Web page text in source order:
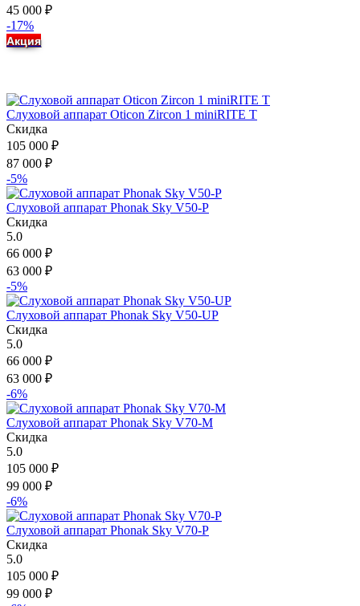
45 000 ₽
-17%
Акция
Слуховой аппарат Oticon Zircon 1 miniRITE T
Скидка
105 000 ₽
87 000 ₽
-5%
Слуховой аппарат Phonak Sky V50-P
Скидка
5.0
66 000 ₽
63 000 ₽
-5%
Слуховой аппарат Phonak Sky V50-UP
Скидка
5.0
66 000 ₽
63 000 ₽
-6%
Слуховой аппарат Phonak Sky V70-M
Скидка
5.0
105 000 ₽
99 000 ₽
-6%
Слуховой аппарат Phonak Sky V70-P
Скидка
5.0
105 000 ₽
99 000 ₽